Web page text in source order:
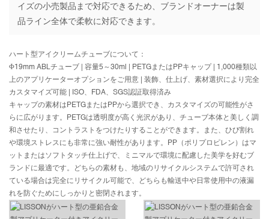
イズの小売製品まで対応できるため、ブランドオーナーは製
品ライン全体で柔軟に対応できます。
ハート型アイクリームチューブについて：
Φ19mm ABLチューブ | 容量5～30ml | PETGまたはPPキャップ | 1,000種類以
上のアプリケーターオプションをご用意 | 装飾、仕上げ、素材選択により完全
カスタマイズ可能 | ISO、FDA、SGS認証取得済み
キャップの素材はPETGまたはPPから選択でき、カスタマイズの可能性がさ
らに広がります。PETGは透明度が高く光沢があり、チューブ本体と美しく調
和させたり、コントラストをつけたりすることができます。また、ひび割れ
や環境ストレスにも非常に強い耐性があります。PP（ポリプロピレン）はマ
ットまたはソフトタッチ仕上げで、ミニマルで環境に配慮した美学を好むブ
ランドに最適です。どちらの素材も、地域のリサイクルシステムで許可され
ている場合は完全にリサイクル可能で、どちらも輸送中や日常使用中の液漏
れを防ぐためにしっかりと密閉されます。